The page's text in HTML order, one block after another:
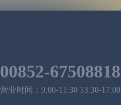
00852-67508818
营业时间：9;00-11:30 13:30-17:00